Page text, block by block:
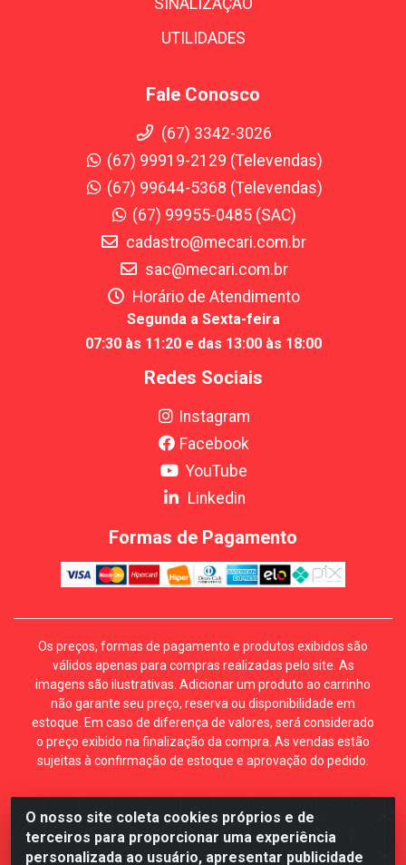
O nosso site coleta cookies próprios e de
terceiros para proporcionar uma experiência
personalizada ao usuário, apresentar publicidade
SINALIZAÇÃO
UTILIDADES
Fale Conosco
(67) 3342-3026
(67) 99919-2129 (Televendas)
(67) 99644-5368 (Televendas)
(67) 99955-0485 (SAC)
cadastro@mecari.com.br
sac@mecari.com.br
Horário de Atendimento
Segunda a Sexta-feira
07:30 às 11:20 e das 13:00 às 18:00
Redes Sociais
Instagram
Facebook
YouTube
Linkedin
Formas de Pagamento
Os preços, formas de pagamento e produtos exibidos são
válidos apenas para compras realizadas pelo site. As
imagens são ilustrativas. Adicionar um produto ao carrinho
não garante seu preço, reserva ou disponibilidade em
estoque. Em caso de diferença de valores, será considerado
o preço exibido na finalização da compra. As vendas estão
sujeitas à confirmação de estoque e aprovação do pedido.
Mécari Distribuidora - Av. Gury Marques, 5164. Jd Centro
Oeste. Campo Grande MS. CEP 79072-000. CNPJ